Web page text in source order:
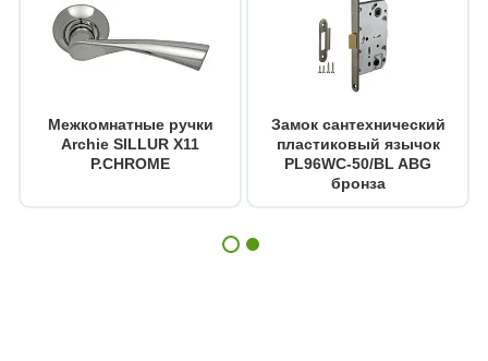
Межкомнатные ручки
Archie SILLUR X11
P.CHROME
Замок сантехнический
пластиковый язычок
PL96WC-50/BL ABG
бронза